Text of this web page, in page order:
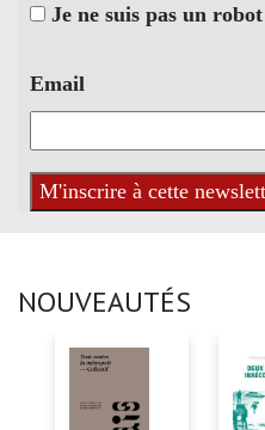
Je ne suis pas un robot
Email
NOUVEAUTÉS